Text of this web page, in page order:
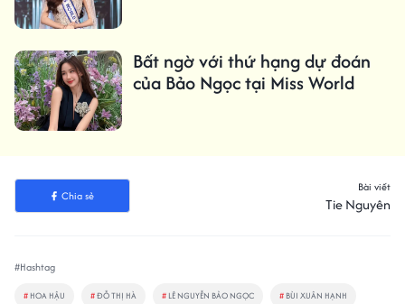
Bất ngờ với thứ hạng dự đoán
của Bảo Ngọc tại Miss World
Chia sẻ
Bài viết
Tie Nguyên
#Hashtag
# HOA HẬU #ĐỖ THỊ HÀ # LÊ NGUYỄN BẢO NGỌC # BÙI XUÂN HẠNH